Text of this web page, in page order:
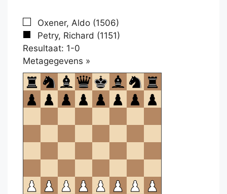
Oxener, Aldo (1506)
Petry, Richard (1151)
Resultaat: 1-0
Metagegevens »
om
te
openen.